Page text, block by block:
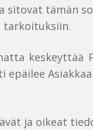
tämän
tarkoituksiin.
ja oikeat